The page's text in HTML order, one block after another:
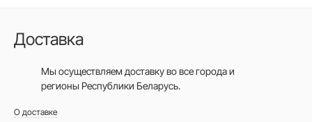
Доставка
Мы осуществляем доставку во все городаи
регионы Республики Беларусь.
О доставке